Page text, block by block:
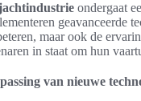
ondergaat
geavanceerde
maar ook de
in staat om hun
van nieuwe